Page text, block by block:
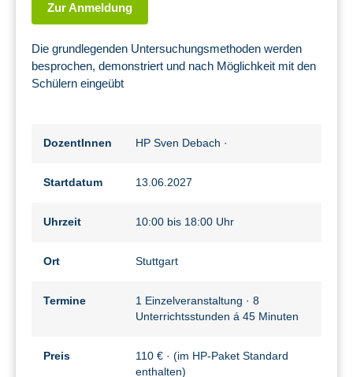
Zur Anmeldung
Die grundlegenden Untersuchungsmethoden werden
besprochen, demonstriert und nach Möglichkeit mit den
Schülern eingeübt
DozentInnen HP Sven Debach ·
Startdatum 13.06.2027
Uhrzeit 10:00 bis 18:00 Uhr
Ort Stuttgart
Termine
1 Einzelveranstaltung · 8
Unterrichtsstunden á 45 Minuten
Preis
110 € · (im HP-Paket Standard
enthalten)